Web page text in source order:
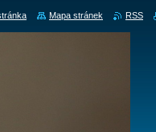
Mapa stránek RSS